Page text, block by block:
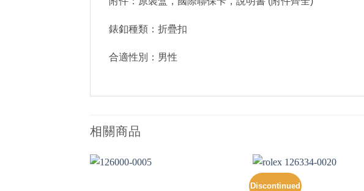
錶釦種類：折疊扣
合適性別：男性
相關商品
Discontinued